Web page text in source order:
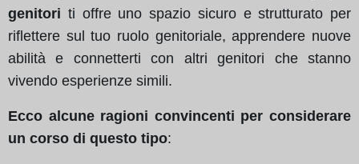
genitori ti offre uno spazio sicuro e strutturato per
riflettere sul tuo ruolo genitoriale, apprendere nuove
abilità e connetterti con altri genitori che stanno
vivendo esperienze simili.
Ecco alcune ragioni convincenti per considerare
un corso di questo tipo: